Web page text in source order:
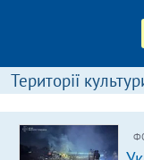
Території